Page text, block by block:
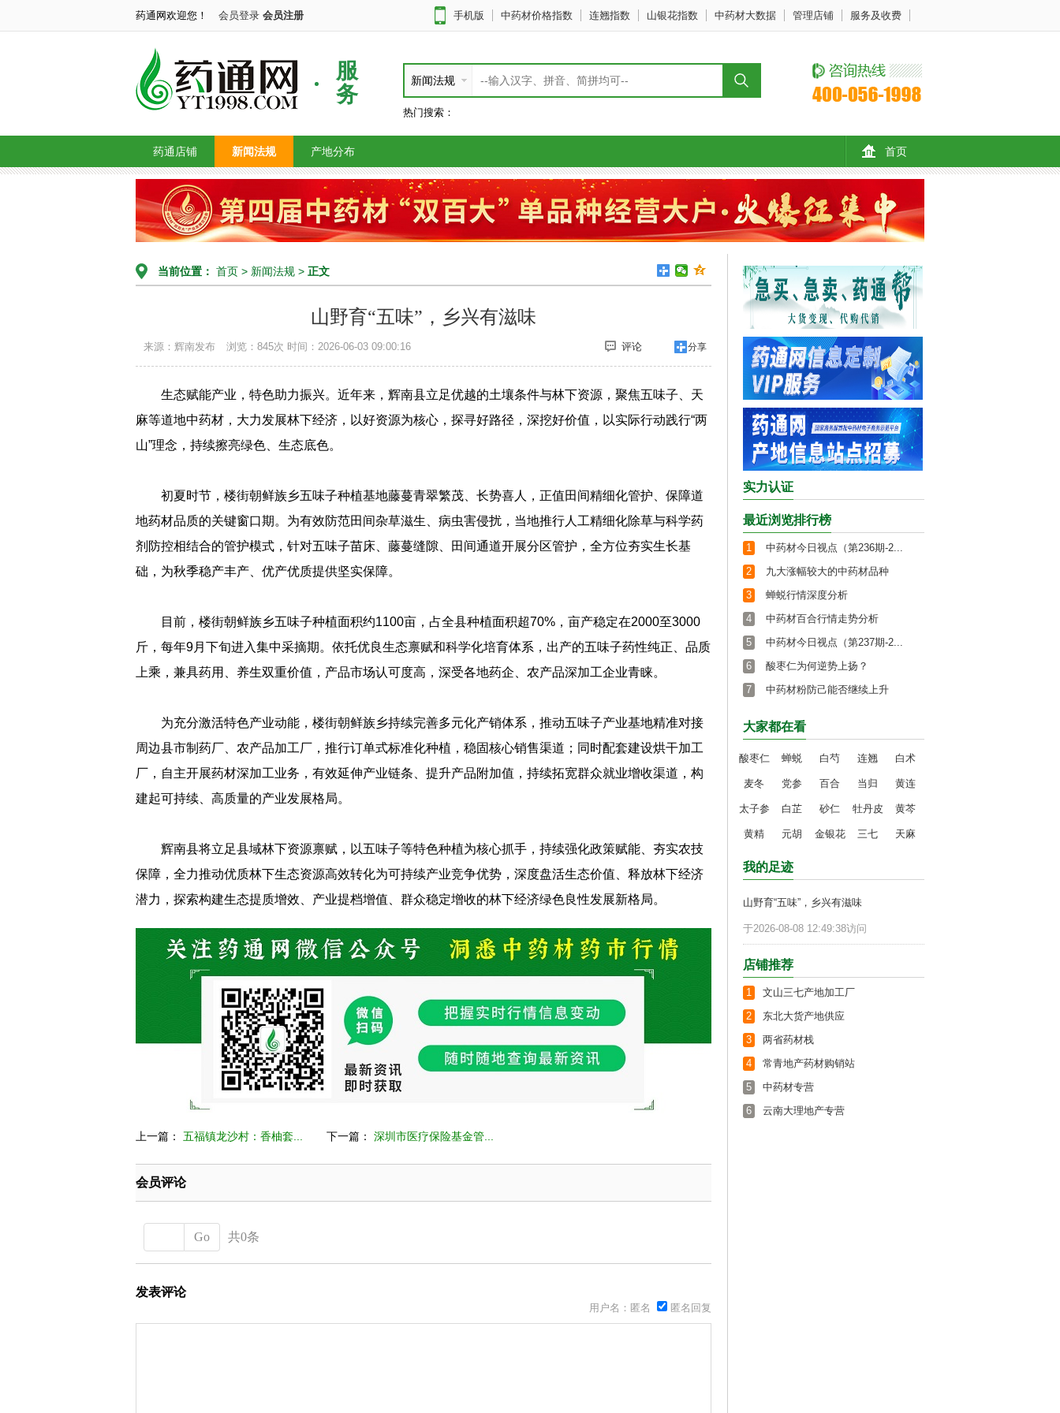
药通网欢迎您！ 会员登录 会员注册 手机版 中药材价格指数 连翘指数 山银花指数 中药材大数据 管理店铺 服务及收费
服
务
新闻法规
热门搜索：
首页
药通店铺 新闻法规 产地分布
当前位置： 首页 > 新闻法规 > 正文
山野育“五味”，乡兴有滋味
来源：辉南发布 浏览：845次 时间：2026-06-03 09:00:16 评论 分享
生态赋能产业，特色助力振兴。近年来，辉南县立足优越的土壤条件与林下资源，聚焦五味子、天
麻等道地中药材，大力发展林下经济，以好资源为核心，探寻好路径，深挖好价值，以实际行动践行“两
山”理念，持续擦亮绿色、生态底色。
初夏时节，楼街朝鲜族乡五味子种植基地藤蔓青翠繁茂、长势喜人，正值田间精细化管护、保障道
地药材品质的关键窗口期。为有效防范田间杂草滋生、病虫害侵扰，当地推行人工精细化除草与科学药
剂防控相结合的管护模式，针对五味子苗床、藤蔓缝隙、田间通道开展分区管护，全方位夯实生长基
础，为秋季稳产丰产、优产优质提供坚实保障。
目前，楼街朝鲜族乡五味子种植面积约1100亩，占全县种植面积超70%，亩产稳定在2000至3000
斤，每年9月下旬进入集中采摘期。依托优良生态禀赋和科学化培育体系，出产的五味子药性纯正、品质
上乘，兼具药用、养生双重价值，产品市场认可度高，深受各地药企、农产品深加工企业青睐。
为充分激活特色产业动能，楼街朝鲜族乡持续完善多元化产销体系，推动五味子产业基地精准对接
周边县市制药厂、农产品加工厂，推行订单式标准化种植，稳固核心销售渠道；同时配套建设烘干加工
厂，自主开展药材深加工业务，有效延伸产业链条、提升产品附加值，持续拓宽群众就业增收渠道，构
建起可持续、高质量的产业发展格局。
辉南县将立足县域林下资源禀赋，以五味子等特色种植为核心抓手，持续强化政策赋能、夯实农技
保障，全力推动优质林下生态资源高效转化为可持续产业竞争优势，深度盘活生态价值、释放林下经济
潜力，探索构建生态提质增效、产业提档增值、群众稳定增收的林下经济绿色良性发展新格局。
上一篇： 五福镇龙沙村：香柚套... 下一篇： 深圳市医疗保险基金管...
会员评论
Go 共0条
发表评论
用户名：匿名 匿名回复
实力认证
最近浏览排行榜
1
中药材今日视点（第236期-2...
2
九大涨幅较大的中药材品种
3
蝉蜕行情深度分析
4
中药材百合行情走势分析
5
中药材今日视点（第237期-2...
6
酸枣仁为何逆势上扬？
7
中药材粉防己能否继续上升
大家都在看
酸枣仁 蝉蜕 白芍 连翘 白术
麦冬 党参 百合 当归 黄连
太子参 白芷 砂仁 牡丹皮 黄芩
黄精 元胡 金银花 三七 天麻
我的足迹
山野育“五味”，乡兴有滋味
于2026-08-08 12:49:38访问
店铺推荐
1
文山三七产地加工厂
2
东北大货产地供应
3
两省药材栈
4
常青地产药材购销站
5
中药材专营
6
云南大理地产专营